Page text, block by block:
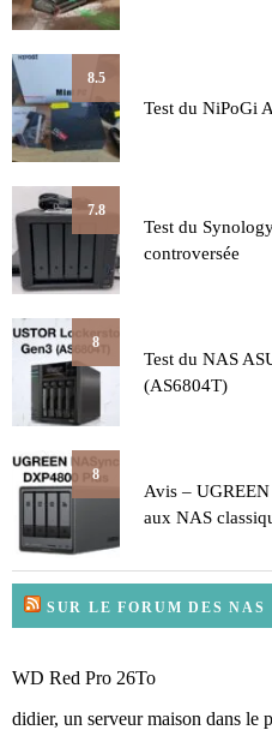
8.5
Test du NiPoGi
7.8
Test du
controversée
8
Test du NAS
(AS6804T)
8
Avis –
aux NAS
SUR LE FORUM DES NAS
WD Red Pro 26To
didier, un serveur maison dans le